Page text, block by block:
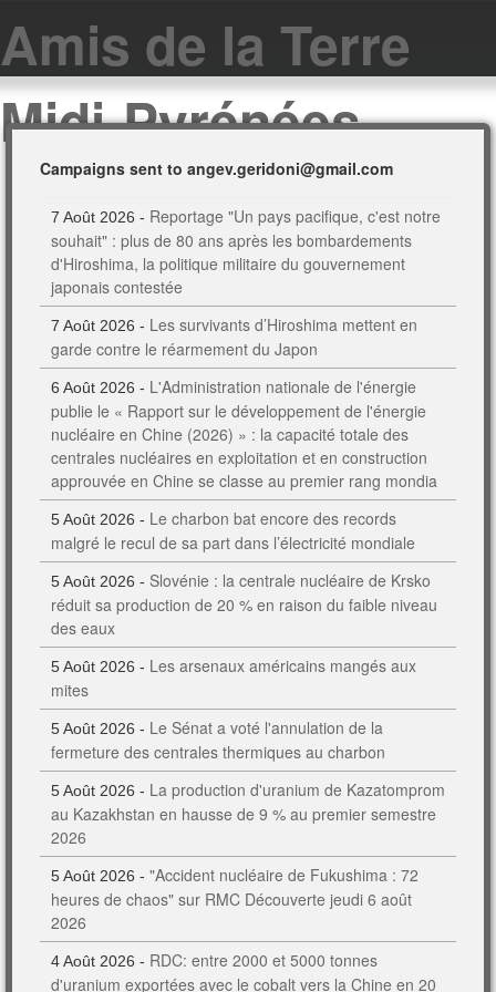
Amis de la Terre
Midi-Pyrénées
Campaigns sent to angev.geridoni@gmail.com
7 Août 2026 - Reportage "Un pays pacifique, c'est notre
souhait" : plus de 80 ans après les bombardements
d'Hiroshima, la politique militaire du gouvernement
japonais contestée
7 Août 2026 - Les survivants d’Hiroshima mettent en
garde contre le réarmement du Japon
6 Août 2026 - L'Administration nationale de l'énergie
publie le « Rapport sur le développement de l'énergie
nucléaire en Chine (2026) » : la capacité totale des
centrales nucléaires en exploitation et en construction
approuvée en Chine se classe au premier rang mondia
5 Août 2026 - Le charbon bat encore des records
malgré le recul de sa part dans l’électricité mondiale
5 Août 2026 - Slovénie : la centrale nucléaire de Krsko
réduit sa production de 20 % en raison du faible niveau
des eaux
5 Août 2026 - Les arsenaux américains mangés aux
mites
5 Août 2026 - Le Sénat a voté l'annulation de la
fermeture des centrales thermiques au charbon
5 Août 2026 - La production d'uranium de Kazatomprom
au Kazakhstan en hausse de 9 % au premier semestre
2026
5 Août 2026 - "Accident nucléaire de Fukushima : 72
heures de chaos" sur RMC Découverte jeudi 6 août
2026
4 Août 2026 - RDC: entre 2000 et 5000 tonnes
d'uranium exportées avec le cobalt vers la Chine en 20